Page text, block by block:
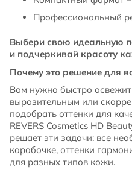
Профессиональный
Выбери свою идеальную
и подчеркивай красоту
Почему это решение для
Вам нужно быстро
выразительным или
подобрать оттенки для
REVERS Cosmetics HD
решает эти задачи: все
коробочке, оттенки
для разных типов кожи.